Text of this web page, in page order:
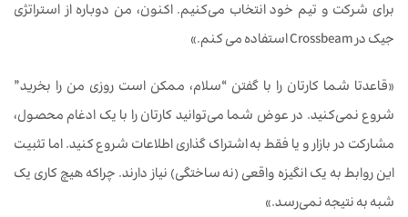
برای شرکت و تیم خود انتخاب می‌کنیم. اکنون، من دوباره از استراتژی
جیک در Crossbeam استفاده می کنم.»
«قاعدتا شما کارتان را با گفتن “سلام، ممکن است روزی من را بخرید”
شروع نمی‌کنید. در عوض شما می‌توانید کارتان را با یک ادغام محصول،
مشارکت در بازار و یا فقط به اشتراک گذاری اطلاعات شروع کنید. اما تثبیت
این روابط به یک انگیزه واقعی (نه ساختگی) نیاز دارند. چراکه هیچ کاری یک
شبه به نتیجه نمی‌رسد.»